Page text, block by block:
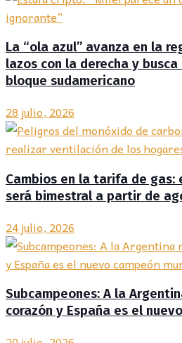
La “ola azul” avanza en la
lazos con la derecha y
bloque sudamericano
28 julio, 2026
Cambios en la tarifa de
será bimestral a partir de
24 julio, 2026
Subcampeones: A la
corazón y España es el